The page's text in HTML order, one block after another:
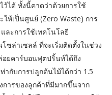
ได้ ทั้งนี้คาดว่าด้วยการใช้
ห้เป็นศูนย์ (Zero Waste) การ
ละการใช้เทคโนโลยี
ซล่าเซลล์ ที่จะเริ่มติดตั้งในช่วง
ยคาร์บอนฟุตปริ้นท์ได้ถึง
ากับการปลูกต้นไม้ได้กว่า 1.5
การของลูกค้าที่มีมากขึ้นจาก